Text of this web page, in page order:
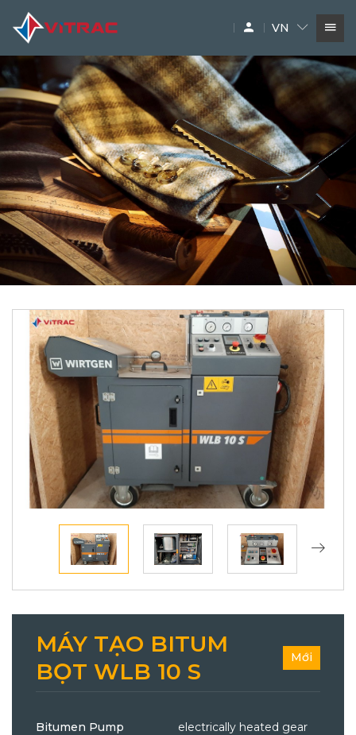
SIÊU THỊ MÁY XÂY DỰNG
THƯƠNG HIỆU
DỊCH VỤ
PHỤ TÙNG
VN
MÁY TẠO BITUM
BỌT WLB 10 S
Mới
Bitumen Pump
electrically heated gear